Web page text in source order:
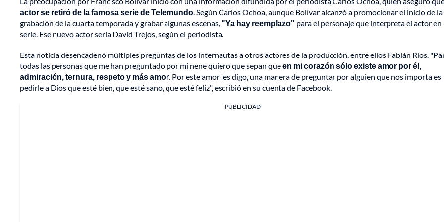
actor se retiró de la famosa serie de Telemundo. Según Carlos Ochoa, aunque Bolívar alcanzó a promocionar el inicio de la
grabación de la cuarta temporada y grabar algunas escenas, "Ya hay reemplazo" para el personaje que interpreta el actor en
serie. Ese nuevo actor sería David Trejos, según el periodista.
Esta noticia desencadenó múltiples preguntas de los internautas a otros actores de la producción, entre ellos Fabián Ríos.
todas las personas que me han preguntado por mi nene quiero que sepan queen mi corazón sólo existe amor por él,
admiración, ternura, respeto y más amor. Por este amor les digo, una manera de preguntar por alguien que nos importa es
pedirle a Dios que esté bien, que esté sano, que esté feliz", escribió en su cuenta de Facebook.
PUBLICIDAD